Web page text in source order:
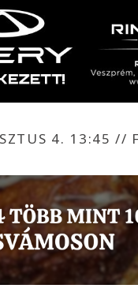
4. 13:45//